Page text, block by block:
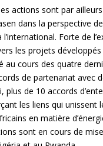
actions sont par
dans la perspective
Forte de
les projets
au cours des quatre
de partenariat avec
plus de 10 accords
les liens qui unissent
en matière
sont en cours de